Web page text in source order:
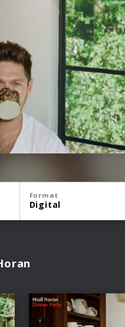
Format
Digital